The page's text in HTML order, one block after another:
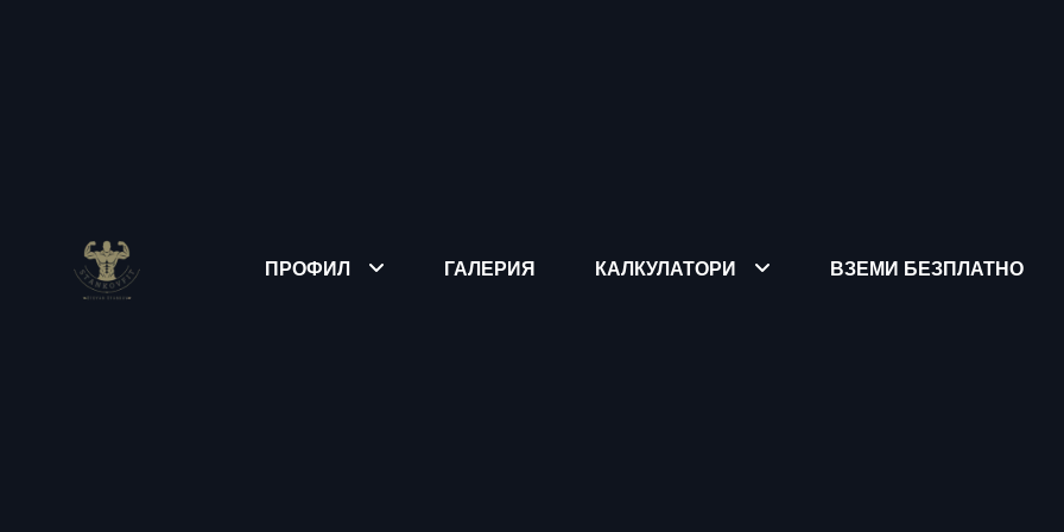
ПРОФИЛ ГАЛЕРИЯ КАЛКУЛАТОРИ ВЗЕМИ БЕЗПЛАТНО